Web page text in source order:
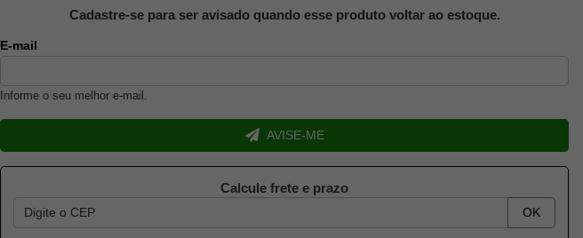
Cadastre-se para ser avisado quando esse produto voltar ao estoque.
E-mail
Informe o seu melhor e-mail.
AVISE-ME
Calcule frete e prazo
OK